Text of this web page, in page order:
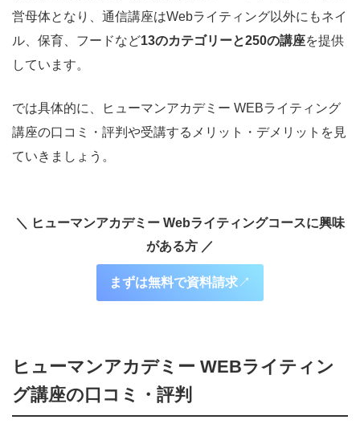
営母体となり、通信講座はWebライティング以外にもネイ
ル、保育、フードなど13のカテゴリーと250の講座を提供
しています。
では具体的に、ヒューマンアカデミー WEBライティング
講座の口コミ・評判や受講するメリット・デメリットを見
ていきましょう。
＼ ヒューマンアカデミー Webライティングコースに興味
がある方 ／
まずは無料で資料請求↗︎
ヒューマンアカデミー WEBライティン
グ講座の口コミ・評判